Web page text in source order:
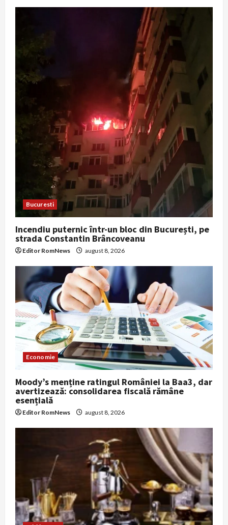
Bucuresti
Incendiu puternic într-un bloc din București, pe
strada Constantin Brâncoveanu
Editor RomNews august 8, 2026
Economie
Moody’s menține ratingul României la Baa3, dar
avertizează: consolidarea fiscală rămâne
esențială
Editor RomNews august 8, 2026